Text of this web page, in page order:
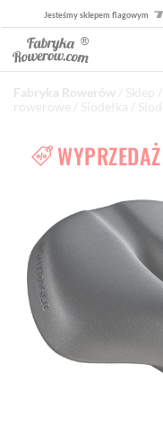
Jesteśmy sklepem flagowym
Fabryka Rowerów Sklep
rowerowe
Siodełka /
WYPRZEDAŻ